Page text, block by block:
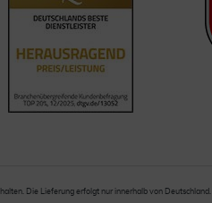
Die Lieferung erfolgt nur innerhalb von Deutschland.